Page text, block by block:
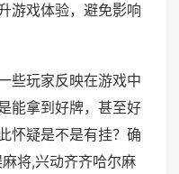
游戏体验，避免影响
些玩家反映在游戏中
能拿到好牌，甚至好
怀疑是不是有挂？确
将,兴动齐齐哈尔麻